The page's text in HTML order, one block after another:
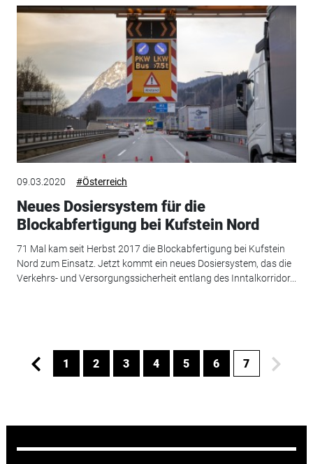
09.03.2020 #Österreich
Neues Dosiersystem für die
Blockabfertigung bei Kufstein Nord
71 Mal kam seit Herbst 2017 die Blockabfertigung bei Kufstein
Nord zum Einsatz. Jetzt kommt ein neues Dosiersystem, das die
Verkehrs- und Versorgungssicherheit entlang des Inntalkorridor...
1 2 3 4 5 6 7